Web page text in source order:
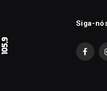
Siga-